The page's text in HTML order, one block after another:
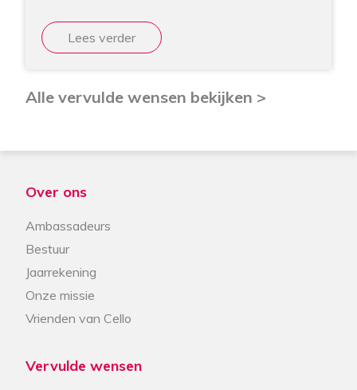
Lees verder
Alle vervulde wensen bekijken >
Over ons
Ambassadeurs
Bestuur
Jaarrekening
Onze missie
Vrienden van Cello
Vervulde wensen